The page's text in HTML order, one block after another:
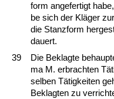
form an­ge­fer­tigt
be sich der Kläger
die Stanz­form
dau­ert.
39
Die Be­klag­te
ma M. er­brach­ten
sel­ben Tätig­kei­ten
Be­klag­ten zu